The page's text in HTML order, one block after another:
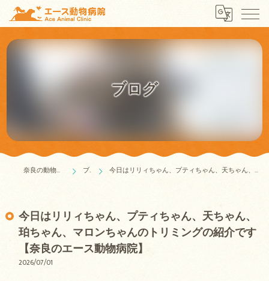
ブログ
奈良の動物病院はエース動物病院 ブログ 今日はリリィちゃん、プティちゃん、天ちゃん、珀ちゃん、マロンちゃんのトリミングの紹介です【奈良のエース動物病院】
今日はリリィちゃん、プティちゃん、天ちゃん、
珀ちゃん、マロンちゃんのトリミングの紹介です
【奈良のエース動物病院】
2026/07/01